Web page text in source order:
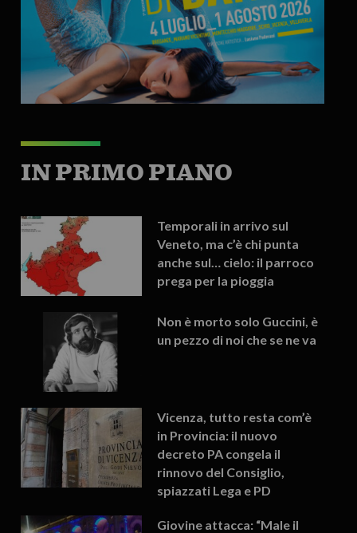
IN PRIMO PIANO
Temporali in arrivo sul
Veneto, ma c’è chi punta
anche sul… cielo: il parroco
prega per la pioggia
Non è morto solo Guccini, è
un pezzo di noi che se ne va
Vicenza, tutto resta com’è
in Provincia: il nuovo
decreto PA congela il
rinnovo del Consiglio,
spiazzati Lega e PD
Giovine attacca: “Male il